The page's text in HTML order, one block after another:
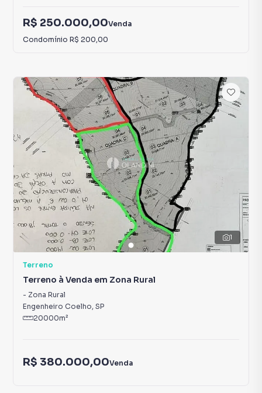
R$ 250.000,00Venda
Condomínio R$ 200,00
1
Terreno
Terreno à Venda em Zona Rural
- Zona Rural
Engenheiro Coelho, SP
20000m²
R$ 380.000,00Venda